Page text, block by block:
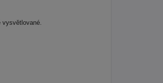
vysvětlované.